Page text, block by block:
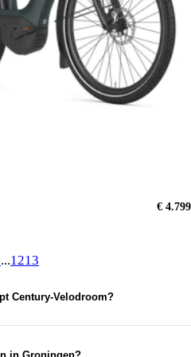
€ 4.799
...1213
Century-Velodroom?
pagina staan onder meer